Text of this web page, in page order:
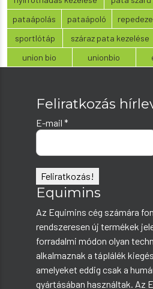
pataápolás
pataápoló
sportlótáp
száraz pata kezelése
union bio
unionbio
Feliratkozás
E-mail *
Equimins
Az Equimins cég számára
rendszeresen új termékek
forradalmi módon olyan
alkalmaznak a táplálék
amelyeket eddig csak a
gyártásában használtak. Az